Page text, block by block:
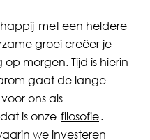
met een heldere
groei creëer je
morgen. Tijd is hierin
gaat de lange
ons als
is onze filosofie.
we investeren